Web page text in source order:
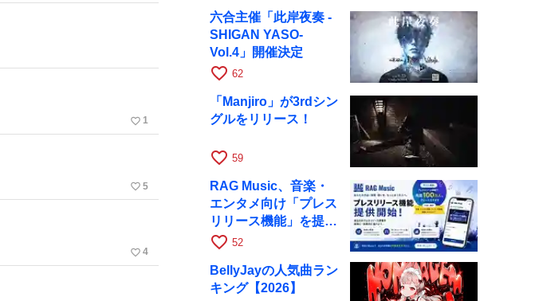
favorite_border 1
favorite_border 5
favorite_border 4
六合主催「此岸夜奏 -
SHIGAN YASO-
Vol.4」開催決定
favorite_border 62
「Manjiro」が3rdシン
グルをリリース！
favorite_border 59
RAG Music、音楽・
エンタメ向け「プレス
リリース機能」を提供
開始
favorite_border 52
BellyJayの人気曲ラン
キング【2026】